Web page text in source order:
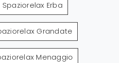
Erba
Grandate
Menaggio